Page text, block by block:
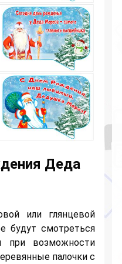
Деда
или глянцевой
будут смотреться
при возможности
палочки с